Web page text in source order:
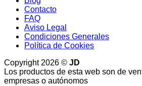
Contacto
FAQ
Aviso Legal
Condiciones Generales
Política de Cookies
Copyright 2026 © JD
Los productos de esta web son de
empresas o autónomos